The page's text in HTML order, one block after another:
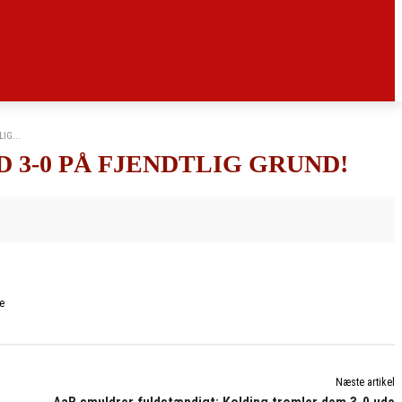
0 PÅ FJENDTLIG GRUND!
Næste artikel